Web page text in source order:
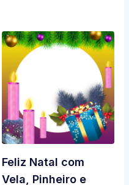
Feliz Natal com
Vela, Pinheiro e